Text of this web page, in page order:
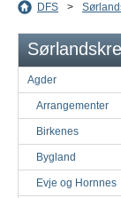
DFS >
Agder
Arrangementer
Birkenes
Bygland
Evje og Hornnes